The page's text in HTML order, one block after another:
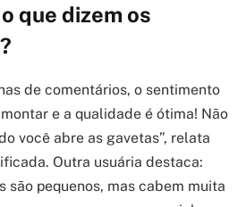
que dizem os
de comentários, o sentimento
e a qualidade é ótima! Não
você abre as gavetas”, relata
Outra usuária destaca:
são pequenos, mas cabem muita